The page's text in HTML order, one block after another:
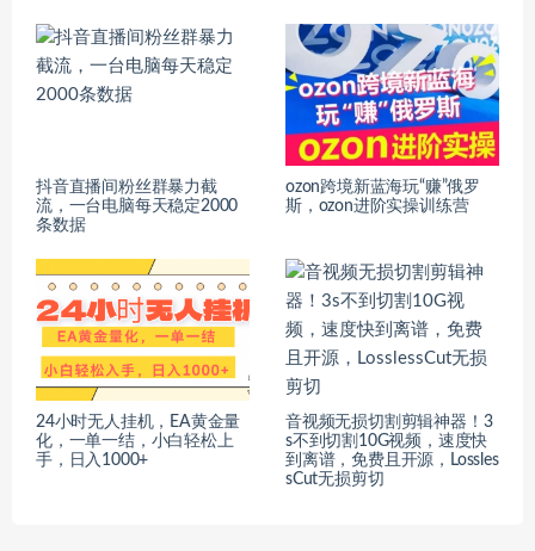
抖音直播间粉丝群暴力截
流，一台电脑每天稳定2000
条数据
ozon跨境新蓝海玩“赚”俄罗
斯，ozon进阶实操训练营
24小时无人挂机，EA黄金量
化，一单一结，小白轻松上
手，日入1000+
音视频无损切割剪辑神器！3
s不到切割10G视频，速度快
到离谱，免费且开源，Lossles
sCut无损剪切